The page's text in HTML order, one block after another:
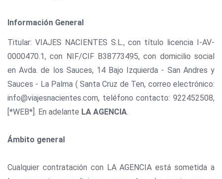
Información General
Titular: VIAJES NACIENTES S.L., con título licencia I-AV-
0000470.1, con NIF/CIF B38773495, con domicilio social
en Avda. de los Sauces, 14 Bajo Izquierda - San Andres y
Sauces - La Palma ( Santa Cruz de Ten, correo electrónico:
info@viajesnacientes.com, teléfono contacto: 922452508,
[*WEB*]. En adelante LA AGENCIA.
Ámbito general
Cualquier contratación con LA AGENCIA está sometida a